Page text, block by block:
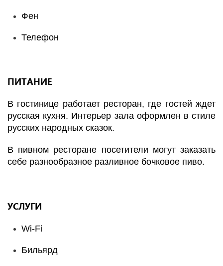
Фен
Телефон
ПИТАНИЕ
В гостинице работает ресторан, где гостей ждет
русская кухня. Интерьер зала оформлен в стиле
русских народных сказок.
В пивном ресторане посетители могут заказать
себе разнообразное разливное бочковое пиво.
УСЛУГИ
Wi-Fi
Бильярд